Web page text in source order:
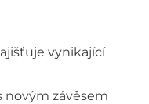
vynikající
novým závěsem